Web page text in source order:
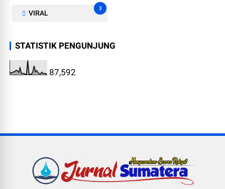
VIRAL
3
STATISTIK PENGUNJUNG
87,592